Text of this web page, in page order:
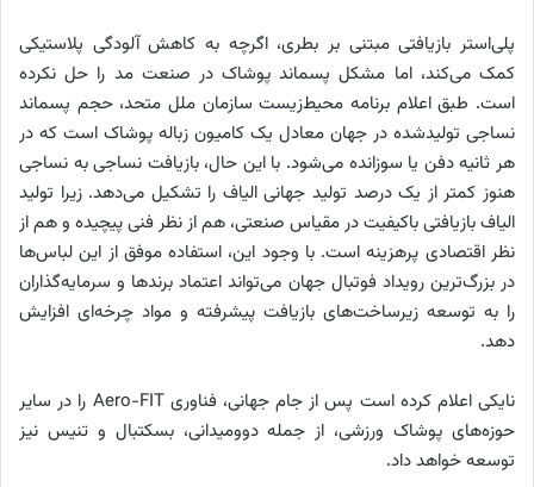
پلی‌استر بازیافتی مبتنی بر بطری، اگرچه به کاهش آلودگی پلاستیکی
کمک می‌کند، اما مشکل پسماند پوشاک در صنعت مد را حل نکرده
است. طبق اعلام برنامه محیط‌زیست سازمان ملل متحد، حجم پسماند
نساجی تولیدشده در جهان معادل یک کامیون زباله پوشاک است که در
هر ثانیه دفن یا سوزانده می‌شود. با این حال، بازیافت نساجی به نساجی
هنوز کمتر از یک درصد تولید جهانی الیاف را تشکیل می‌دهد. زیرا تولید
الیاف بازیافتی باکیفیت در مقیاس صنعتی، هم از نظر فنی پیچیده و هم از
نظر اقتصادی پرهزینه است. با وجود این، استفاده موفق از این لباس‌ها
در بزرگ‌ترین رویداد فوتبال جهان می‌تواند اعتماد برندها و سرمایه‌گذاران
را به توسعه زیرساخت‌های بازیافت پیشرفته و مواد چرخه‌ای افزایش
دهد.
نایکی اعلام کرده است پس از جام جهانی، فناوری Aero-FIT را در سایر
حوزه‌های پوشاک ورزشی، از جمله دوومیدانی، بسکتبال و تنیس نیز
توسعه خواهد داد.